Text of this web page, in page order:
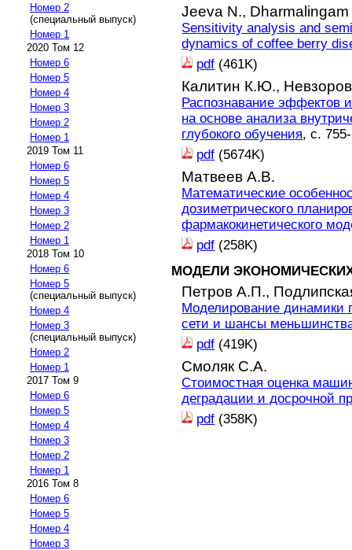
Номер 2
(специальный выпуск)
Номер 1
2020 Том 12
Номер 6
Номер 5
Номер 4
Номер 3
Номер 2
Номер 1
2019 Том 11
Номер 6
Номер 5
Номер 4
Номер 3
Номер 2
Номер 1
2018 Том 10
Номер 6
Номер 5
(специальный выпуск)
Номер 4
Номер 3
(специальный выпуск)
Номер 2
Номер 1
2017 Том 9
Номер 6
Номер 5
Номер 4
Номер 3
Номер 2
Номер 1
2016 Том 8
Номер 6
Номер 5
Номер 4
Номер 3
Jeeva N., Dharmalingam
Sensitivity analysis and
dynamics of coffee berry
pdf (461K)
Калитин К.Ю.,
Распознавание эффектов
на основе анализа
глубокого обучения, с.
pdf (5674K)
Матвеев А.В.
Математические
дозиметрического
фармакокинетического
pdf (258K)
МОДЕЛИ
Петров А.П.,
Моделирование динамики
сети и шансы
pdf (419K)
Смоляк С.А.
Стоимостная оценка
деградации и досрочной
pdf (358K)